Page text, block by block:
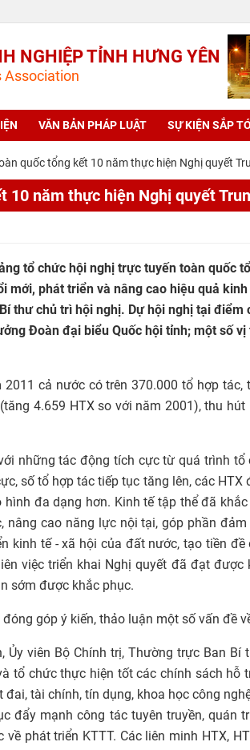
NGHIỆP TỈNH HƯNG YÊN
Association
VĂN BẢN PHÁP LUẬT SỰ KIỆN SẮP
quốc tổng kết 10 năm thực hiện Nghị quyết
10 năm thực hiện Nghị quyết
tổ chức hội nghị trực tuyến toàn quốc
mới, phát triển và nâng cao hiệu quả
thư chủ trì hội nghị. Dự hội nghị tại điểm
Đoàn đại biểu Quốc hội tỉnh; một số
cả nước có trên 370.000 tổ hợp
4.659 HTX so với năm 2001), thu
những tác động tích cực từ quá trình
số tổ hợp tác tiếp tục tăng lên, các
đa dạng hơn. Kinh tế tập thể đã
cao năng lực nội tại, góp phần
kinh tế - xã hội của đất nước, tạo tiền
việc triển khai Nghị quyết đã đạt
sớm được khắc phục.
góp ý kiến, thảo luận một số vấn đề
Ủy viên Bộ Chính trị, Thường trực Ban
tổ chức thực hiện tốt các chính sách hỗ
tài chính, tín dụng, khoa học công
đẩy mạnh công tác tuyên truyền, quán
phát triển KTTT. Các liên minh HTX,